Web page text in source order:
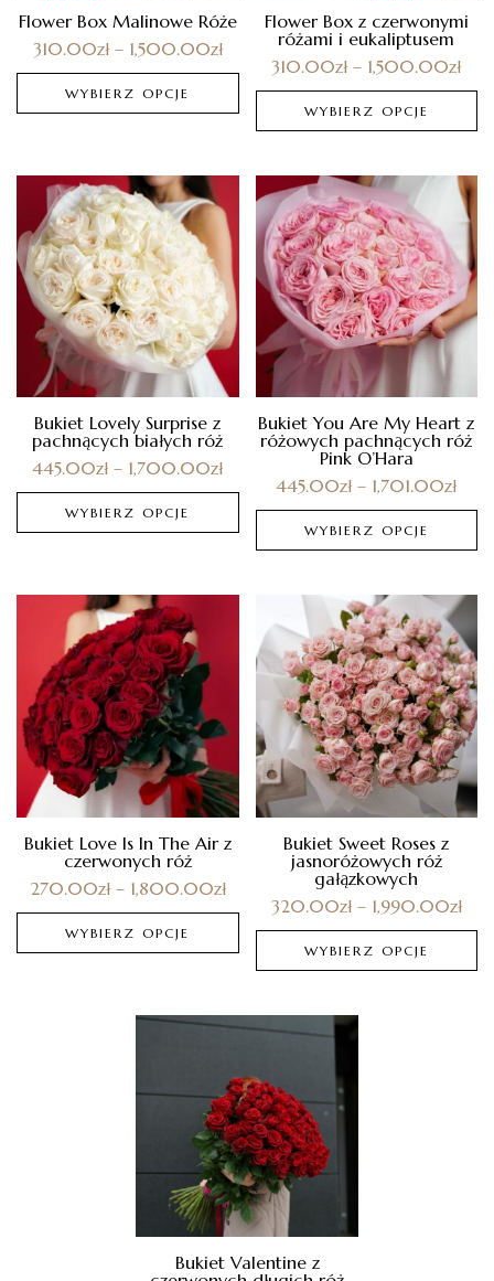
Flower Box Malinowe Róże
310.00zł– 1,500.00zł
WYBIERZ OPCJE
Flower Box z czerwonymi
różami i eukaliptusem
310.00zł – 1,500.00zł
WYBIERZ OPCJE
Bukiet Lovely Surprise z
pachnących białych róż
445.00zł – 1,700.00zł
WYBIERZ OPCJE
Bukiet You Are My Heart z
różowych pachnących róż
Pink O’Hara
445.00zł – 1,701.00zł
WYBIERZ OPCJE
Bukiet Love Is In The Air z
czerwonych róż
270.00zł– 1,800.00zł
WYBIERZ OPCJE
Bukiet Sweet Roses z
jasnoróżowych róż
gałązkowych
320.00zł– 1,990.00zł
WYBIERZ OPCJE
Bukiet Valentine z